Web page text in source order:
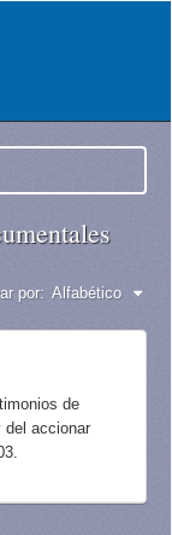
por: Alfabético
de
accionar